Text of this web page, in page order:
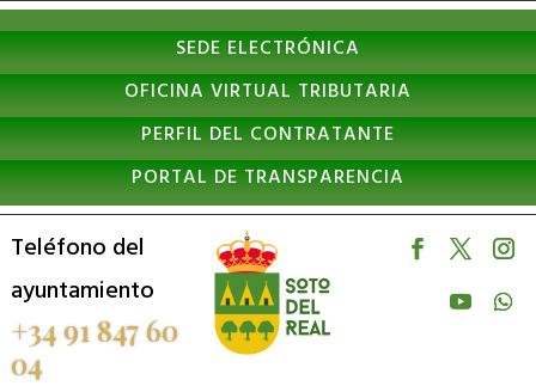
Nota:
este
sitio
web
incluye
un
sistema
de
accesibilidad.
SEDE ELECTRÓNICA
OFICINA VIRTUAL TRIBUTARIA
PERFIL DEL CONTRATANTE
PORTAL DE TRANSPARENCIA
Teléfono del
ayuntamiento
+34 91 847 60
04